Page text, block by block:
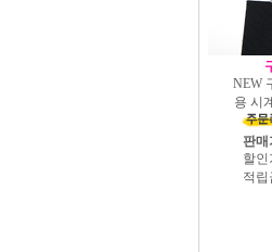
NEW
용 시
판매
할인
적립